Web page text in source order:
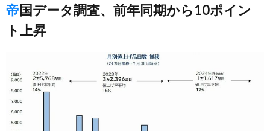
帝国データ調査、前年同期から10ポイン
ト上昇